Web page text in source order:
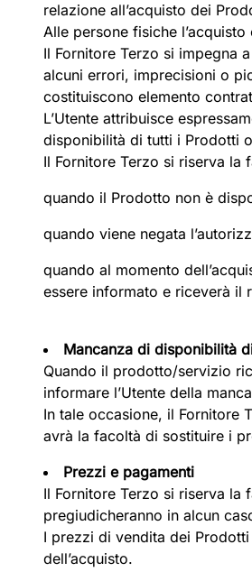
relazione all’acquisto dei
Alle persone fisiche
Il Fornitore Terzo si impegna
alcuni errori, imprecisioni o
costituiscono elemento
L’Utente attribuisce
disponibilità di tutti i Prodotti
Il Fornitore Terzo si riserva la
quando il Prodotto non è
quando viene negata
quando al momento
essere informato e riceverà il
Mancanza di disponibilità
Quando il prodotto/servizio
informare l’Utente della
In tale occasione, il Fornitore
avrà la facoltà di sostituire i
Prezzi e pagamenti
Il Fornitore Terzo si riserva
pregiudicheranno in alcun
I prezzi di vendita dei
dell’acquisto.